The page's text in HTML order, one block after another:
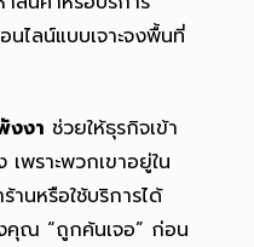
นไลน์แบบเจาะจงพื้นที่
งงา ช่วยให้ธุรกิจเข้า
พราะพวกเขาอยู่ใน
านหรือใช้บริการได้
คุณ “ถูกค้นเจอ” ก่อน